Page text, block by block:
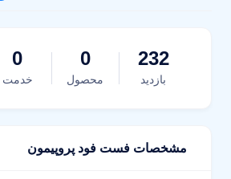
232
بازدید
0
محصول
0
خدمت
مشخصات فست فود پروپیمون